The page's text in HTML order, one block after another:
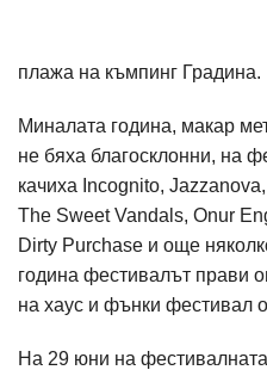
плажа на къмпинг Градина.
Миналата година, макар
не бяха благосклонни, на
качиха Incognito,
The Sweet Vandals, Onur
Dirty Purchase и още
година фестивалът прави
на хаус и фънки фестивал
На 29 юни на